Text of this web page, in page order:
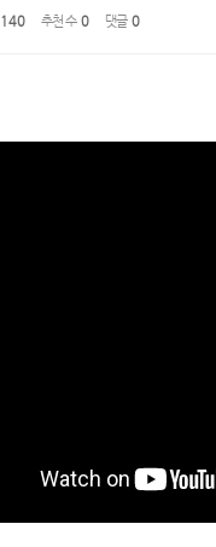
140 추천 수 0 댓글 0